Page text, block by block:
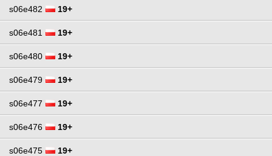
s06e482 19+
s06e481 19+
s06e480 19+
s06e479 19+
s06e477 19+
s06e476 19+
s06e475 19+